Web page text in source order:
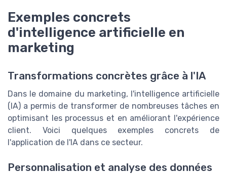
Exemples concrets
d'intelligence artificielle en
marketing
Transformations concrètes grâce à l'IA
Dans le domaine du marketing, l'intelligence artificielle
(IA) a permis de transformer de nombreuses tâches en
optimisant les processus et en améliorant l'expérience
client. Voici quelques exemples concrets de
l'application de l'IA dans ce secteur.
Personnalisation et analyse des données